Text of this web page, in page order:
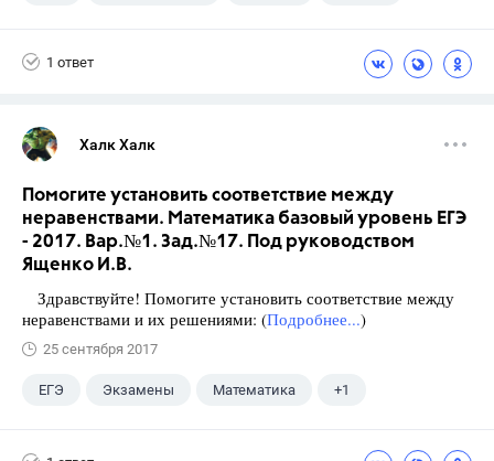
1 ответ
Халк Халк
Помогите установить соответствие между
неравенствами. Математика базовый уровень ЕГЭ
- 2017. Вар.№1. Зад.№17. Под руководством
Ященко И.В.
Здравствуйте! Помогите установить соответствие между
неравенствами и их решениями: (Подробнее...)
25 сентября 2017
ЕГЭ Экзамены Математика +1